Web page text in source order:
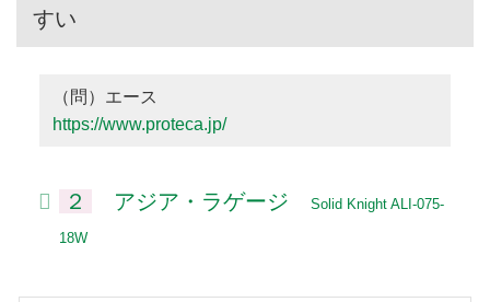
すい
（問）エース
https://www.proteca.jp/
２ アジア・ラゲージ Solid Knight ALI-075-
18W